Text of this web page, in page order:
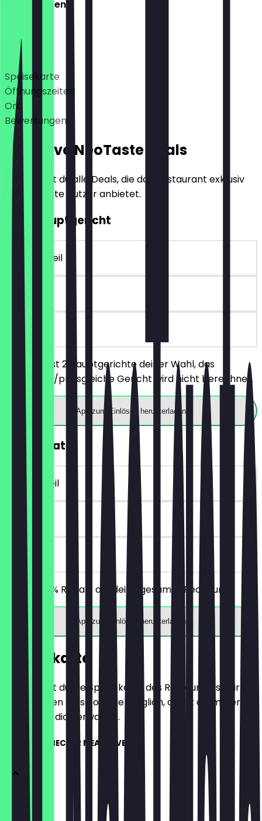
Geschlossen
Deals
Speisekarte
Öffnungszeiten
Ort
Bewertungen
Exklusive NeoTaste Deals
Hier findest du alle Deals, die das Restaurant exklusiv
für NeoTaste Nutzer anbietet.
2für1 Hauptgericht
~10 € Vorteil
30 Tage
vor Ort
Du bestellst 2 Hauptgerichte deiner Wahl, das
günstigere/preisgleiche Gericht wird nicht berechnet.
App zum Einlösen herunterladen
30% Rabatt
~3 € Vorteil
30 Tage
vor Ort
Erhalte 30% Rabatt auf deine gesamte Rechnung!
App zum Einlösen herunterladen
Speisekarte
Hier findest du die Speisekarte des Restaurants. Wir
aktualisieren sie so oft wie möglich, damit du immer
weißt, was dich erwartet.
KARTOFFELBECHER MEATLOVER
Chicken